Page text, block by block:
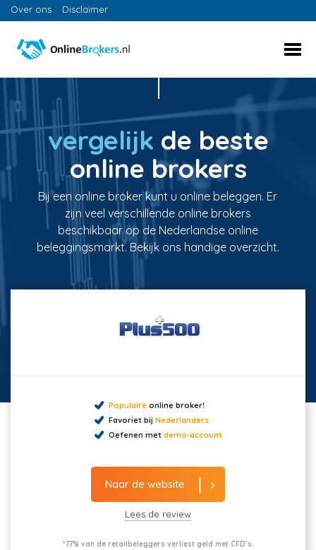
Over ons Disclaimer
vergelijk de beste
online brokers
Bij een online broker kunt u online beleggen. Er
zijn veel verschillende online brokers
beschikbaar op de Nederlandse online
beleggingsmarkt. Bekijk ons handige overzicht.
Populaireonline broker!
Favoriet bij Nederlanders
Oefenen met demo-account
Naar de website
Lees de review
*77% van de retailbeleggers verliest geld met CFD’s.